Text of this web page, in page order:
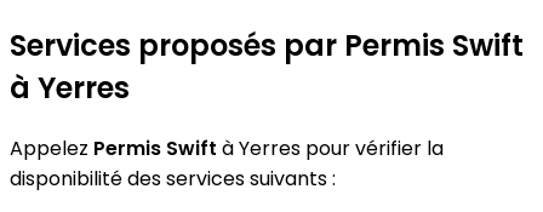
Services proposés par Permis Swift
à Yerres
Appelez Permis Swift à Yerres pour vérifier la
disponibilité des services suivants :